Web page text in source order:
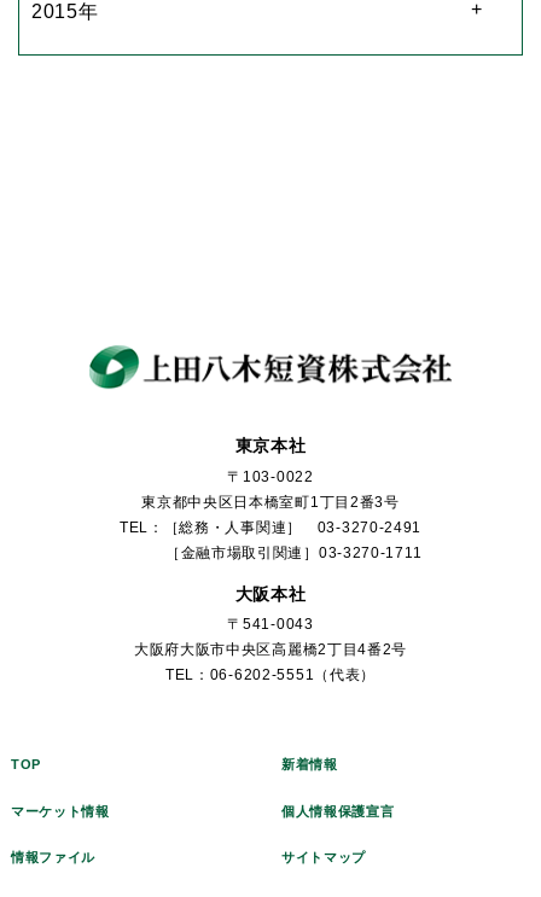
2015年
東京本社
〒103-0022
東京都中央区日本橋室町1丁目2番3号
TEL：［総務・人事関連］ 03-3270-2491
［金融市場取引関連］03-3270-1711
大阪本社
〒541-0043
大阪府大阪市中央区高麗橋2丁目4番2号
TEL：06-6202-5551（代表）
TOP
マーケット情報
情報ファイル
新着情報
個人情報保護宣言
サイトマップ